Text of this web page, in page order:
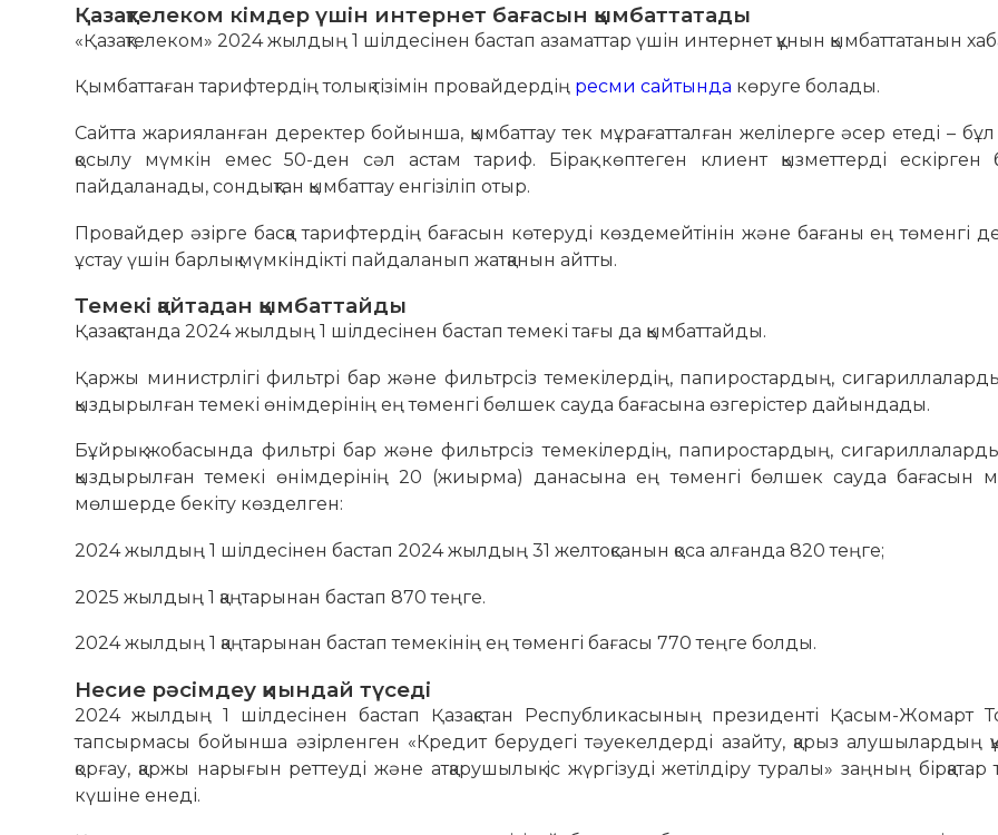
Қазақтелеком кімдер үшін интернет бағасын қымбаттатады
«Қазақтелеком» 2024 жылдың 1 шілдесінен бастап азаматтар үшін интернет құнын қымбаттатанын
Қымбаттаған тарифтердің толық тізімін провайдердің ресми сайтында көруге болады.
Сайтта жарияланған деректер бойынша, қымбаттау тек мұрағатталған желілерге әсер етеді – бұл
қосылу мүмкін емес 50-ден сәл астам тариф. Бірақ көптеген клиент қызметтерді ескірген
пайдаланады, сондықтан қымбаттау енгізіліп отыр.
Провайдер әзірге басқа тарифтердің бағасын көтеруді көздемейтінін және бағаны ең төменгі
ұстау үшін барлық мүмкіндікті пайдаланып жатқанын айтты.
Темекі қайтадан қымбаттайды
Қазақстанда 2024 жылдың 1 шілдесінен бастап темекі тағы да қымбаттайды.
Қаржы министрлігі фильтрі бар және фильтрсіз темекілердің, папиростардың,
қыздырылған темекі өнімдерінің ең төменгі бөлшек сауда бағасына өзгерістер дайындады.
Бұйрық жобасында фильтрі бар және фильтрсіз темекілердің, папиростардың,
қыздырылған темекі өнімдерінің 20 (жиырма) данасына ең төменгі бөлшек сауда бағасын
мөлшерде бекіту көзделген:
2024 жылдың 1 шілдесінен бастап 2024 жылдың 31 желтоқсанын қоса алғанда 820 теңге;
2025 жылдың 1 қаңтарынан бастап 870 теңге.
2024 жылдың 1 қаңтарынан бастап темекінің ең төменгі бағасы 770 теңге болды.
Несие рәсімдеу қиындай түседі
2024 жылдың 1 шілдесінен бастап Қазақстан Республикасының президенті Қасым-Жомарт
тапсырмасы бойынша әзірленген «Кредит берудегі тәуекелдерді азайту, қарыз алушылардың
қорғау, қаржы нарығын реттеуді және атқарушылық іс жүргізуді жетілдіру туралы» заңның бірқатар
күшіне енеді.